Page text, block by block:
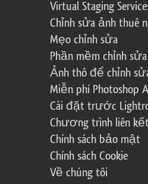
Virtual Staging
Chỉnh sửa ảnh thuê
Mẹo chỉnh sửa
Phần mềm chỉnh
Ảnh thô để chỉnh
Miễn phí Photoshop
Cài đặt trước
Chương trình liên
Chính sách bảo mật
Chính sách Cookie
Về chúng tôi